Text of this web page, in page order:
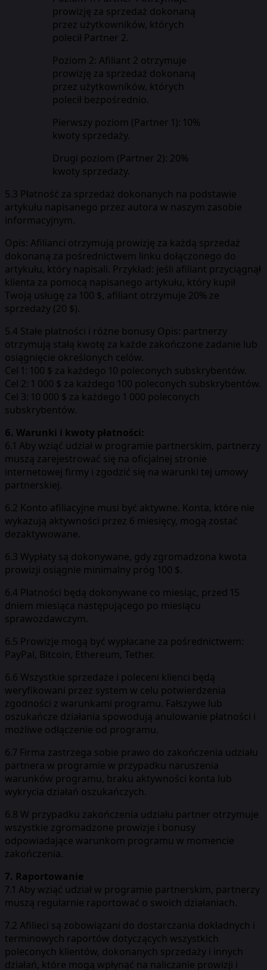
prowizję za sprzedaż dokonaną
przez użytkowników, których
polecił Partner 2.
Poziom 2: Afiliant 2 otrzymuje
prowizję za sprzedaż dokonaną
przez użytkowników, których
polecił bezpośrednio.
Pierwszy poziom (Partner 1): 10%
kwoty sprzedaży.
Drugi poziom (Partner 2): 20%
kwoty sprzedaży.
5.3 Płatność za sprzedaż dokonanych na podstawie
artykułu napisanego przez autora w naszym zasobie
informacyjnym.
Opis: Afilianci otrzymują prowizję za każdą sprzedaż
dokonaną za pośrednictwem linku dołączonego do
artykułu, który napisali. Przykład: jeśli afiliant przyciągnął
klienta za pomocą napisanego artykułu, który kupił
Twoją usługę za 100 $, afiliant otrzymuje 20% ze
sprzedaży (20 $).
5.4 Stałe płatności i różne bonusy Opis: partnerzy
otrzymują stałą kwotę za każde zakończone zadanie lub
osiągnięcie określonych celów.
Cel 1: 100 $ za każdego 10 poleconych subskrybentów.
Cel 2: 1 000 $ za każdego 100 poleconych subskrybentów.
Cel 3: 10 000 $ za każdego 1 000 poleconych
subskrybentów.
6. Warunki i kwoty płatności:
6.1 Aby wziąć udział w programie partnerskim, partnerzy
muszą zarejestrować się na oficjalnej stronie
internetowej firmy i zgodzić się na warunki tej umowy
partnerskiej.
6.2 Konto afiliacyjne musi być aktywne. Konta, które nie
wykazują aktywności przez 6 miesięcy, mogą zostać
dezaktywowane.
6.3 Wypłaty są dokonywane, gdy zgromadzona kwota
prowizji osiągnie minimalny próg 100 $.
6.4 Płatności będą dokonywane co miesiąc, przed 15
dniem miesiąca następującego po miesiącu
sprawozdawczym.
6.5 Prowizje mogą być wypłacane za pośrednictwem:
PayPal, Bitcoin, Ethereum, Tether.
6.6 Wszystkie sprzedaże i poleceni klienci będą
weryfikowani przez system w celu potwierdzenia
zgodności z warunkami programu. Fałszywe lub
oszukańcze działania spowodują anulowanie płatności i
możliwe odłączenie od programu.
6.7 Firma zastrzega sobie prawo do zakończenia udziału
partnera w programie w przypadku naruszenia
warunków programu, braku aktywności konta lub
wykrycia działań oszukańczych.
6.8 W przypadku zakończenia udziału partner otrzymuje
wszystkie zgromadzone prowizje i bonusy
odpowiadające warunkom programu w momencie
zakończenia.
7. Raportowanie
7.1 Aby wziąć udział w programie partnerskim, partnerzy
muszą regularnie raportować o swoich działaniach.
7.2 Afilieci są zobowiązani do dostarczania dokładnych i
terminowych raportów dotyczących wszystkich
poleconych klientów, dokonanych sprzedaży i innych
działań, które mogą wpłynąć na naliczanie prowizji i